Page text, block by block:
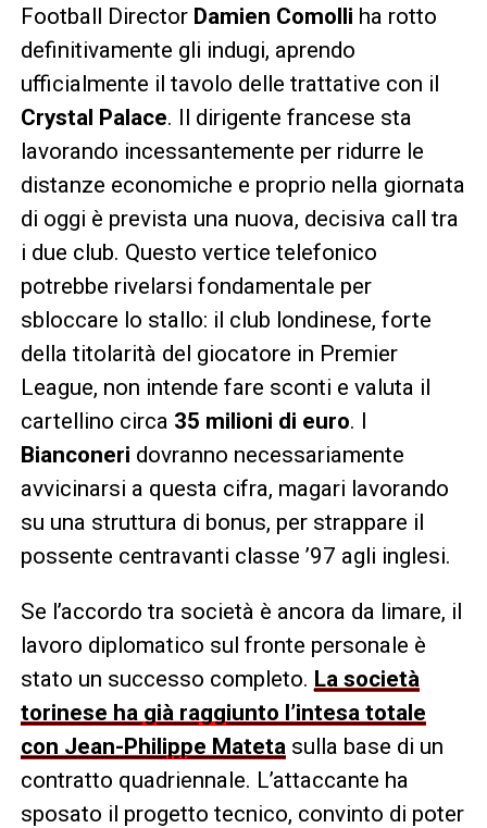
Football Director Damien Comolli ha rotto
definitivamente gli indugi, aprendo
ufficialmente il tavolo delle trattative con il
Crystal Palace. Il dirigente francese sta
lavorando incessantemente per ridurre le
distanze economiche e proprio nella giornata
di oggi è prevista una nuova, decisiva call tra
i due club. Questo vertice telefonico
potrebbe rivelarsi fondamentale per
sbloccare lo stallo: il club londinese, forte
della titolarità del giocatore in Premier
League, non intende fare sconti e valuta il
cartellino circa 35 milioni di euro. I
Bianconeri dovranno necessariamente
avvicinarsi a questa cifra, magari lavorando
su una struttura di bonus, per strappare il
possente centravanti classe ’97 agli inglesi.
Se l’accordo tra società è ancora da limare, il
lavoro diplomatico sul fronte personale è
stato un successo completo. La società
torinese ha già raggiunto l’intesa totale
con Jean-Philippe Mateta sulla base di un
contratto quadriennale. L’attaccante ha
sposato il progetto tecnico, convinto di poter